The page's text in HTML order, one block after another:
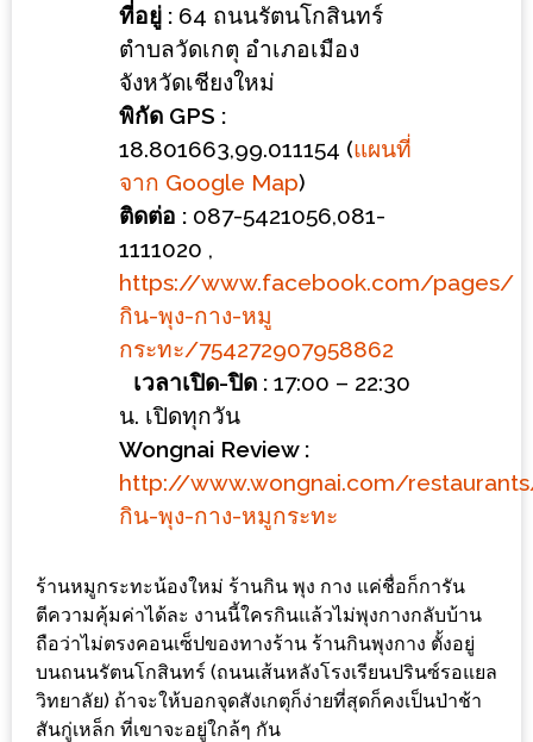
ไป
ลอง
16
ร้าน
อร่อย
ที่
ต้อง
มา
ลอง
ถนน
คน
เดิน
วัน
อาทิตย์
ท่าแพ
CART
CHECKOUT
ที่อยู่ : 64 ถนนรัตนโกสินทร์
ตำบลวัดเกตุ อำเภอเมือง
จังหวัดเชียงใหม่
พิกัด GPS :
18.801663,99.011154 (แผนที่
จาก Google Map)
ติดต่อ : 087-5421056,081-
1111020 ,
https://www.facebook.com/pages/
กิน-พุง-กาง-หมู
กระทะ/754272907958862
เวลาเปิด-ปิด : 17:00 – 22:30
น. เปิดทุกวัน
Wongnai Review :
http://www.wongnai.com/
กิน-พุง-กาง-หมูกระทะ
ร้านหมูกระทะน้องใหม่ ร้านกิน พุง กาง แค่ชื่อก็การัน
ตีความคุ้มค่าได้ละ งานนี้ใครกินแล้วไม่พุงกางกลับบ้าน
ถือว่าไม่ตรงคอนเซ็ปของทางร้าน ร้านกินพุงกาง ตั้งอยู่
บนถนนรัตนโกสินทร์ (ถนนเส้นหลังโรงเรียนปรินซ์รอแยล
วิทยาลัย) ถ้าจะให้บอกจุดสังเกตุก็ง่ายที่สุดก็คงเป็นป่าช้า
สันกู่เหล็ก ที่เขาจะอยู่ใกล้ๆ กัน